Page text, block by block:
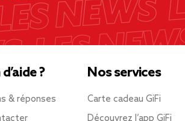
?
& réponses
Nos services
Carte cadeau GiFi
Découvrez l’app GiFi